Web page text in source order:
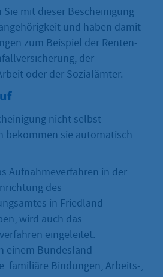
mit dieser Bescheinigung
und haben damit
zum Beispiel der Renten-
der
oder der Sozialämter.
nicht selbst
bekommen sie automatisch
Aufnahmeverfahren in der
des
in Friedland
wird auch das
eingeleitet.
einem Bundesland
familiäre Bindungen, Arbeits-,